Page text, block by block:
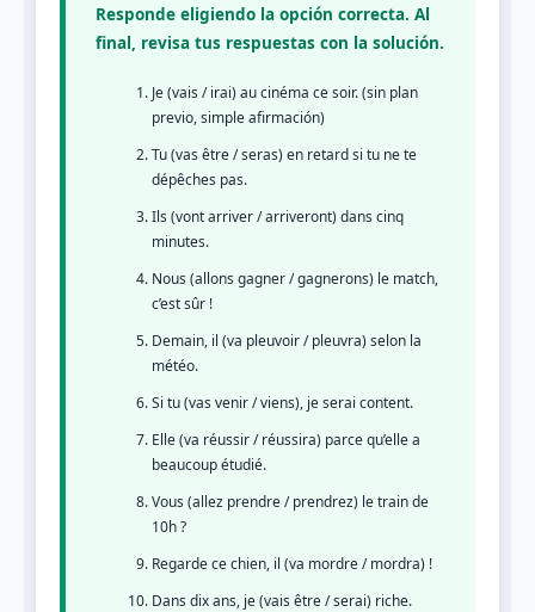
Responde eligiendo la opción correcta. Al
final, revisa tus respuestas con la solución.
Je (vais / irai) au cinéma ce soir. (sin plan
previo, simple afirmación)
Tu (vas être / seras) en retard si tu ne te
dépêches pas.
Ils (vont arriver / arriveront) dans cinq
minutes.
Nous (allons gagner / gagnerons) le match,
c’est sûr !
Demain, il (va pleuvoir / pleuvra) selon la
météo.
Si tu (vas venir / viens), je serai content.
Elle (va réussir / réussira) parce qu’elle a
beaucoup étudié.
Vous (allez prendre / prendrez) le train de
10h ?
Regarde ce chien, il (va mordre / mordra) !
Dans dix ans, je (vais être / serai) riche.